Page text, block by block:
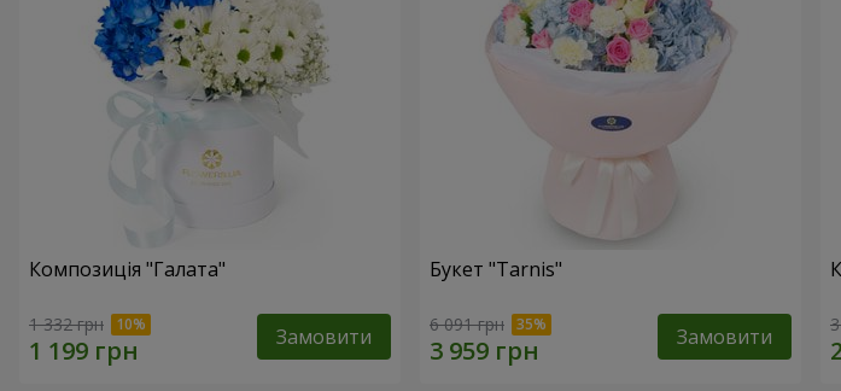
Композиція "Галата"
1 332 грн Замовити
Букет "Tarnis"
6 091 грн Замовити